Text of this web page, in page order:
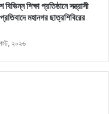
বিভিন্ন শিক্ষা প্রতিষ্ঠানে সন্ত্রাসী
মহানগর ছাত্রশিবিরের
২০২৬